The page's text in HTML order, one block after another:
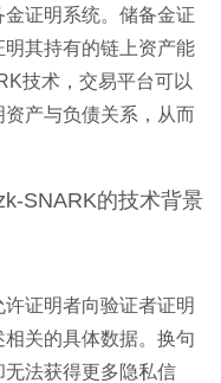
证明系统。储备金证
其持有的链上资产能
技术，交易平台可以
产与负债关系，从而
SNARK的技术背景
证明者向验证者证明
关的具体数据。换句
法获得更多隐私信